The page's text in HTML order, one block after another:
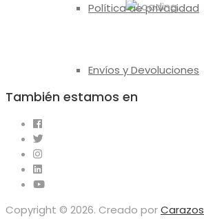
Política de privacidad
Envíos y Devoluciones
También estamos en
Copyright © 2026. Creado porCarazos